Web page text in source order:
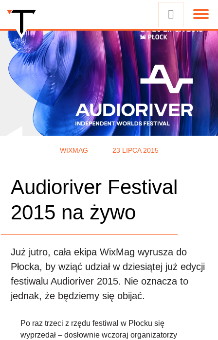
WIXMAG 23 LIPCA 2015
Audioriver Festival
2015 na żywo
Już jutro, cała ekipa WixMag wyrusza do
Płocka, by wziąć udział w dziesiątej już edycji
festiwalu Audioriver 2015. Nie oznacza to
jednak, że będziemy się obijać.
Po raz trzeci z rzędu festiwal w Płocku się
wyprzedał – dosłownie wczoraj organizatorzy